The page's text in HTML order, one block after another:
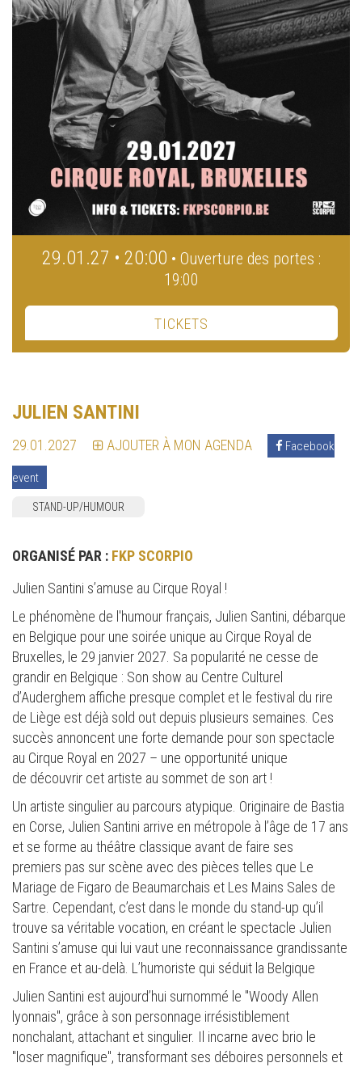
29.01.27 • 20:00 • Ouverture des portes :
19:00
TICKETS
JULIEN SANTINI
29.01.2027 AJOUTER À MON AGENDA Facebook
event
STAND-UP/HUMOUR
ORGANISÉ PAR : FKP SCORPIO
Julien Santini s’amuse au Cirque Royal !
Le phénomène de l'humour français, Julien Santini, débarque
en Belgique pour une soirée unique au Cirque Royal de
Bruxelles, le 29 janvier 2027. Sa popularité ne cesse de
grandir en Belgique : Son show au Centre Culturel
d’Auderghem affiche presque complet et le festival du rire
de Liège est déjà sold out depuis plusieurs semaines. Ces
succès annoncent une forte demande pour son spectacle
au Cirque Royal en 2027 – une opportunité unique
de découvrir cet artiste au sommet de son art !
Un artiste singulier au parcours atypique. Originaire de Bastia
en Corse, Julien Santini arrive en métropole à l’âge de 17 ans
et se forme au théâtre classique avant de faire ses
premiers pas sur scène avec des pièces telles que Le
Mariage de Figaro de Beaumarchais et Les Mains Sales de
Sartre. Cependant, c’est dans le monde du stand-up qu’il
trouve sa véritable vocation, en créant le spectacle Julien
Santini s’amuse qui lui vaut une reconnaissance grandissante
en France et au-delà. L’humoriste qui séduit la Belgique
Julien Santini est aujourd’hui surnommé le "Woody Allen
lyonnais", grâce à son personnage irrésistiblement
nonchalant, attachant et singulier. Il incarne avec brio le
"loser magnifique", transformant ses déboires personnels et